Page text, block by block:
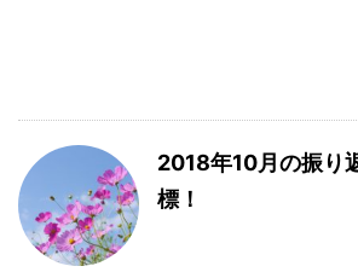
2018年10月の振り
標！